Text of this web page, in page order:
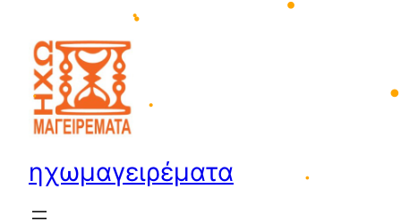
περιεχόμενο
ηχωμαγειρέματα